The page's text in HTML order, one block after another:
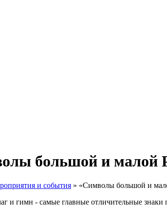
большой и малой
и события » «Символы большой и
гимн - самые главные отличительные знаки